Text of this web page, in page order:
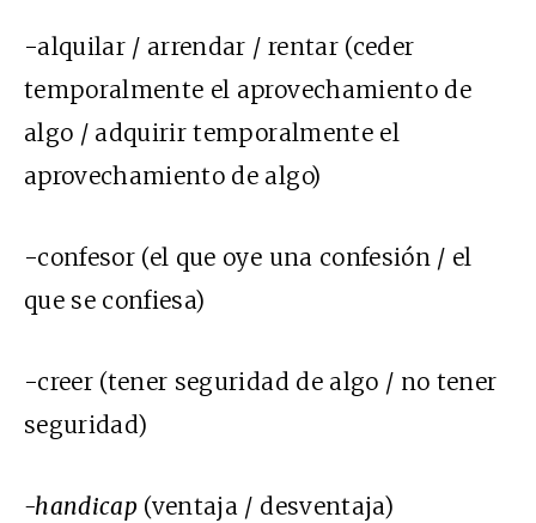
-alquilar / arrendar / rentar (ceder
temporalmente el aprovechamiento de
algo / adquirir temporalmente el
aprovechamiento de algo)
-confesor (el que oye una confesión / el
que se confiesa)
-creer (tener seguridad de algo / no tener
seguridad)
-handicap (ventaja / desventaja)